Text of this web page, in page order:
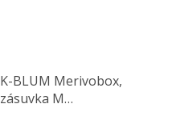
K-BLUM Merivobox,
zásuvka M